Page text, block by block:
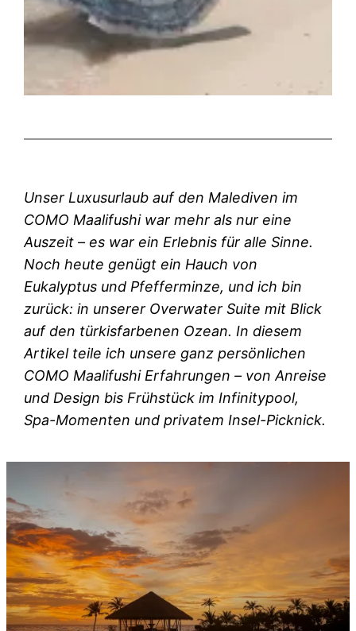
Unser Luxusurlaub auf den Malediven im
COMO Maalifushi war mehr als nur eine
Auszeit – es war ein Erlebnis für alle Sinne.
Noch heute genügt ein Hauch von
Eukalyptus und Pfefferminze, und ich bin
zurück: in unserer Overwater Suite mit Blick
auf den türkisfarbenen Ozean. In diesem
Artikel teile ich unsere ganz persönlichen
COMO Maalifushi Erfahrungen – von Anreise
und Design bis Frühstück im Infinitypool,
Spa-Momenten und privatem Insel-Picknick.